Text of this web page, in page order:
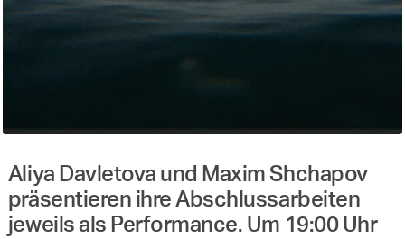
Aliya Davletova und Maxim Shchapov
präsentieren ihre Abschlussarbeiten
jeweils als Performance. Um 19:00 Uhr